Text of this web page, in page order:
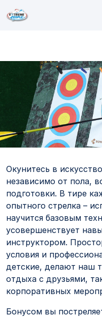
Окунитесь в
независимо от пола,
подготовки. В тире
опытного стрелка –
научится базовым
усовершенствует
инструктором.
условия и
детские, делают наш
отдыха с друзьями,
корпоративных
Бонусом вы